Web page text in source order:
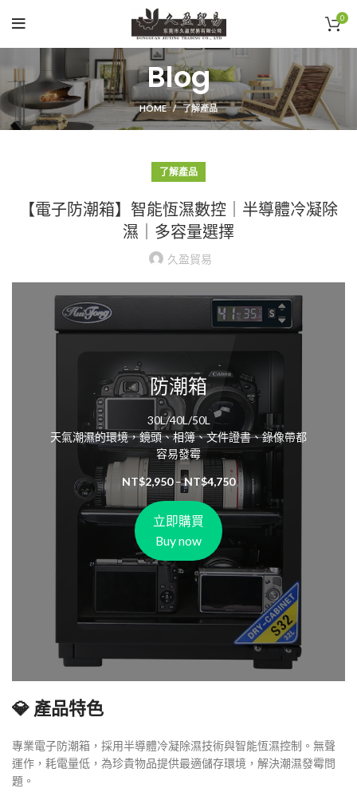
0
Blog
HOME 了解產品
了解產品
【電子防潮箱】智能恆濕數控｜半導體冷凝除
濕｜多容量選擇
久盈貿易
防潮箱
30L/40L/50L
天氣潮濕的環境，鏡頭、相簿、文件證書、錄像帶都
容易發霉
NT$2,950 –NT$4,750
立即購買
Buy now
💎 產品特色
專業電子防潮箱，採用半導體冷凝除濕技術與智能恆濕控制。無聲
運作，耗電量低，為珍貴物品提供最適儲存環境，解決潮濕發霉問
題。